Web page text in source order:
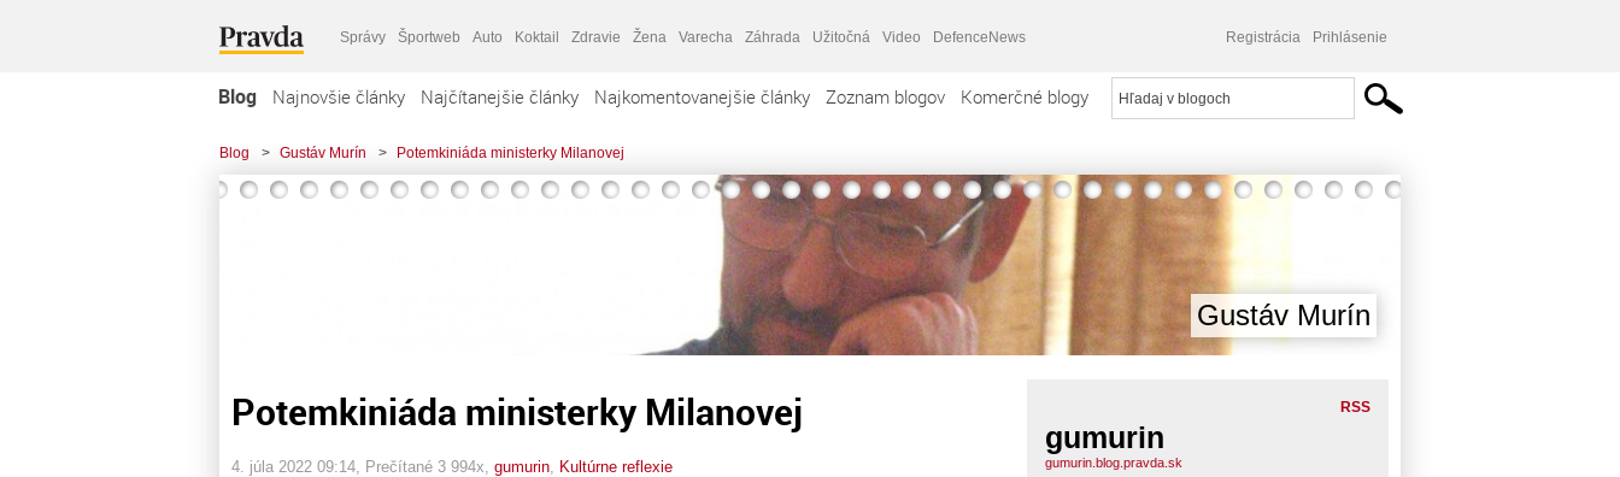
Správy Športweb Auto Koktail Zdravie Žena Varecha Záhrada Užitočná Video DefenceNews Registrácia Prihlásenie
Blog Najnovšie články Najčítanejšie články Najkomentovanejšie články Zoznam blogov Komerčné blogy
Blog > Gustáv Murín > Potemkiniáda ministerky Milanovej
Gustáv Murín
Potemkiniáda ministerky Milanovej
4. júla 2022 09:14 , Prečítané 3 994x, gumurin Kultúrne reflexie
RSS
gumurin
gumurin.blog.pravda.sk